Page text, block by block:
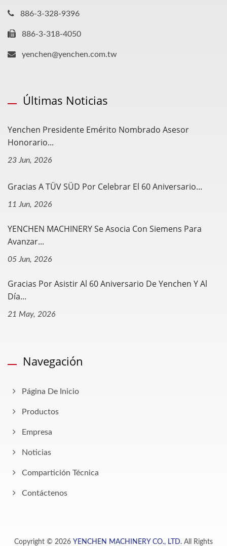
886-3-328-9396
886-3-318-4050
yenchen@yenchen.com.tw
Últimas Noticias
Yenchen Presidente Emérito Nombrado Asesor
Honorario...
23 Jun, 2026
Gracias A TÜV SÜD Por Celebrar El 60 Aniversario...
11 Jun, 2026
YENCHEN MACHINERY Se Asocia Con Siemens Para
Avanzar...
05 Jun, 2026
Gracias Por Asistir Al 60 Aniversario De Yenchen Y Al
Día...
21 May, 2026
Navegación
Página De Inicio
Productos
Empresa
Noticias
Compartición Técnica
Contáctenos
Copyright © 2026 YENCHEN MACHINERY CO., LTD. All Rights